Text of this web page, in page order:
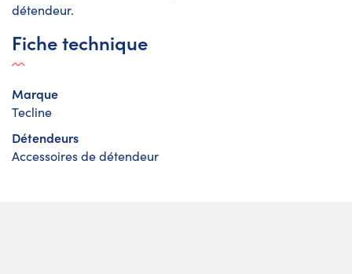
détendeur.
Fiche technique
Marque
Tecline
Détendeurs
Accessoires de détendeur